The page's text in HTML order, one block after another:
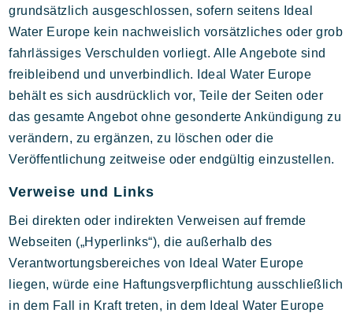
grundsätzlich ausgeschlossen, sofern seitens Ideal
Water Europe kein nachweislich vorsätzliches oder grob
fahrlässiges Verschulden vorliegt. Alle Angebote sind
freibleibend und unverbindlich. Ideal Water Europe
behält es sich ausdrücklich vor, Teile der Seiten oder
das gesamte Angebot ohne gesonderte Ankündigung zu
verändern, zu ergänzen, zu löschen oder die
Veröffentlichung zeitweise oder endgültig einzustellen.
Verweise und Links
Bei direkten oder indirekten Verweisen auf fremde
Webseiten („Hyperlinks“), die außerhalb des
Verantwortungsbereiches von Ideal Water Europe
liegen, würde eine Haftungsverpflichtung ausschließlich
in dem Fall in Kraft treten, in dem Ideal Water Europe